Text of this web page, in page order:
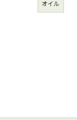
オイル